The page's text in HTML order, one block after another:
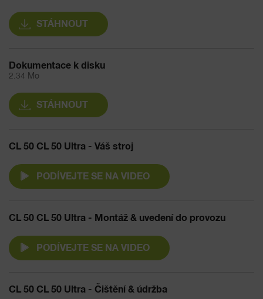
STÁHNOUT
Dokumentace k disku
2.34 Mo
STÁHNOUT
CL 50 CL 50 Ultra - Váš stroj
PODÍVEJTE SE NA VIDEO
CL 50 CL 50 Ultra - Montáž & uvedení do provozu
PODÍVEJTE SE NA VIDEO
CL 50 CL 50 Ultra - Čištění & údržba